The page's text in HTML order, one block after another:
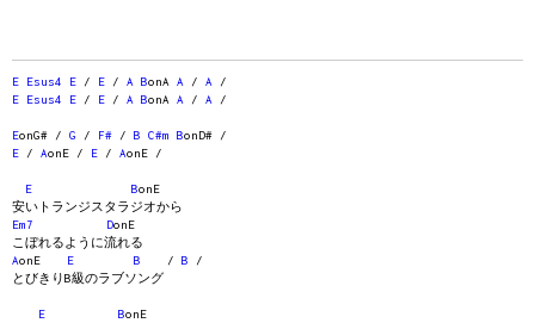
E Esus4 E / E / A BonA A / A /
E
Esus4 E / E / A BonA A / A /
EonG# / G / F# / B C#m BonD# /
E / AonE / E / AonE /
E BonE
安いトランジスタラジオから
Em7
DonE
こぼれるように流れる
AonE E B / B /
とびきりB級のラブソング
E BonE